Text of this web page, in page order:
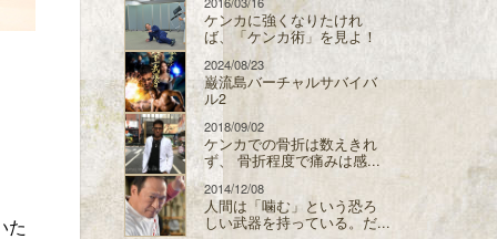
た
ケンカに強くなりたけれ
ば、「ケンカ術」を見よ！
2024/08/23
巌流島バーチャルサバイバ
ル2
2018/09/02
ケンカでの骨折は数えきれ
ず、 骨折程度で痛みは感...
2014/12/08
人間は「噛む」という恐ろ
しい武器を持っている。だ...